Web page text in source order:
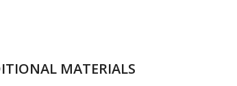
MATERIALS